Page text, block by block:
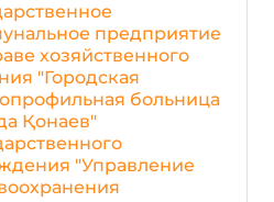
предприятие
хозяйственного
"Городская
больница
Қонаев"
"Управление